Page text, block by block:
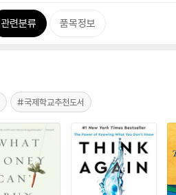
관련분류 품목정보
#국제학교추천도서